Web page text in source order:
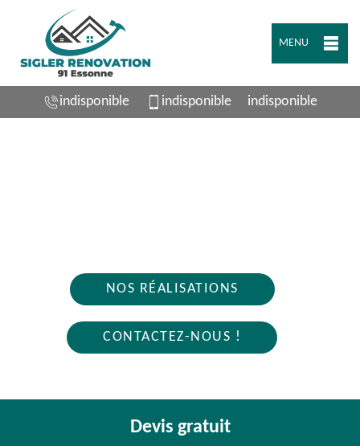
MENU
indisponible indisponible indisponible
NOS RÉALISATIONS
CONTACTEZ-NOUS !
Devis gratuit